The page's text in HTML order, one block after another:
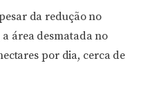
da redução no
área desmatada no
por dia, cerca de